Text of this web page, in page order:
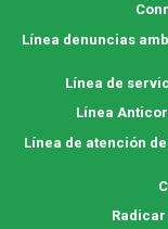
Línea denuncias
Línea de
Línea
Línea de atención